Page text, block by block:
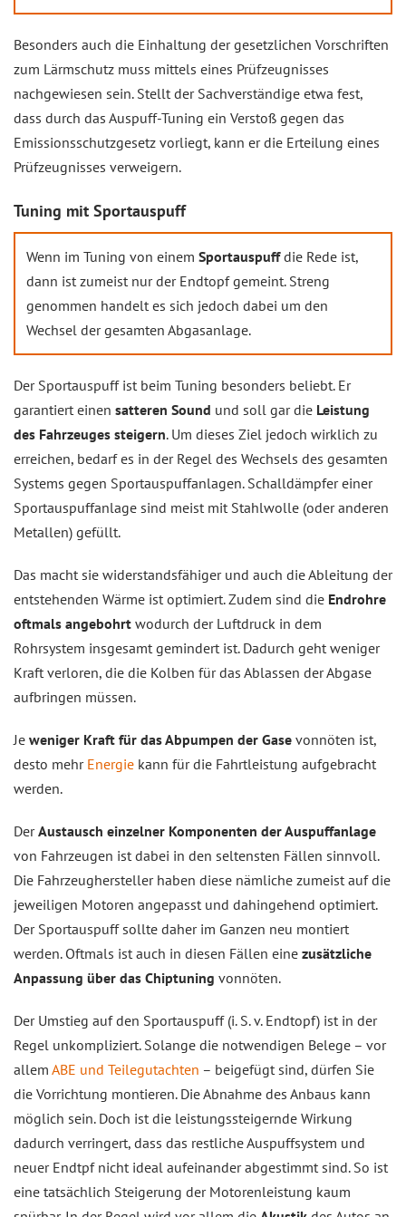
Besonders auch die Einhaltung der gesetzlichen Vorschriften
zum Lärmschutz muss mittels eines Prüfzeugnisses
nachgewiesen sein. Stellt der Sachverständige etwa fest,
dass durch das Auspuff-Tuning ein Verstoß gegen das
Emissionsschutzgesetz vorliegt, kann er die Erteilung eines
Prüfzeugnisses verweigern.
Tuning mit Sportauspuff
Wenn im Tuning von einem Sportauspuffdie Rede ist,
dann ist zumeist nur der Endtopf gemeint. Streng
genommen handelt es sich jedoch dabei um den
Wechsel der gesamten Abgasanlage.
Der Sportauspuff ist beim Tuning besonders beliebt. Er
garantiert einen satteren Sound und soll gar die Leistung
des Fahrzeuges steigern. Um dieses Ziel jedoch wirklich zu
erreichen, bedarf es in der Regel des Wechsels des gesamten
Systems gegen Sportauspuffanlagen. Schalldämpfer einer
Sportauspuffanlage sind meist mit Stahlwolle (oder anderen
Metallen) gefüllt.
Das macht sie widerstandsfähiger und auch die Ableitung der
entstehenden Wärme ist optimiert. Zudem sind die Endrohre
oftmals angebohrt wodurch der Luftdruck in dem
Rohrsystem insgesamt gemindert ist. Dadurch geht weniger
Kraft verloren, die die Kolben für das Ablassen der Abgase
aufbringen müssen.
Je weniger Kraft für das Abpumpen der Gase vonnöten ist,
desto mehr Energie kann für die Fahrtleistung aufgebracht
werden.
DerAustausch einzelner Komponenten der Auspuffanlage
von Fahrzeugen ist dabei in den seltensten Fällen sinnvoll.
Die Fahrzeughersteller haben diese nämliche zumeist auf die
jeweiligen Motoren angepasst und dahingehend optimiert.
Der Sportauspuff sollte daher im Ganzen neu montiert
werden. Oftmals ist auch in diesen Fällen eine zusätzliche
Anpassung über das Chiptuning vonnöten.
Der Umstieg auf den Sportauspuff (i. S. v. Endtopf) ist in der
Regel unkompliziert. Solange die notwendigen Belege – vor
allem ABE und Teilegutachten – beigefügt sind, dürfen Sie
die Vorrichtung montieren. Die Abnahme des Anbaus kann
möglich sein. Doch ist die leistungssteigernde Wirkung
dadurch verringert, dass das restliche Auspuffsystem und
neuer Endtpf nicht ideal aufeinander abgestimmt sind. So ist
eine tatsächlich Steigerung der Motorenleistung kaum